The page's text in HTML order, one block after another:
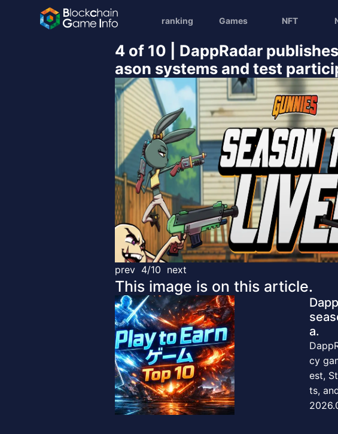
ranking Games NFT
4 of 10 | DappRadar
ason systems and test
prev 4/10 next
This image is on this article.
a.
cy
est,
ts,